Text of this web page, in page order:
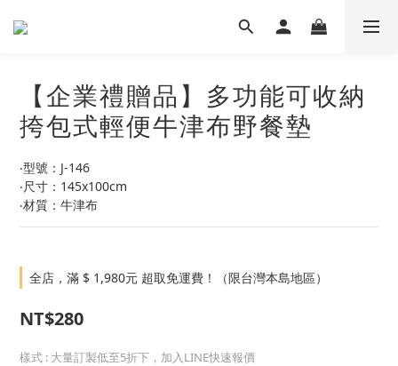
【企業禮贈品】多功能可收納
挎包式輕便牛津布野餐墊
‧型號：J-146
‧尺寸：145x100cm
‧材質：牛津布
全店，滿 $ 1,980元 超取免運費！（限台灣本島地區）
NT$280
樣式 : 大量訂製低至5折下，加入LINE快速報價